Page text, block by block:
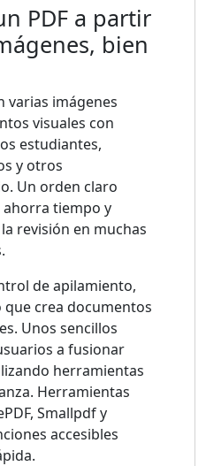
PDF a partir
bien
varias imágenes
visuales con
estudiantes,
y otros
Un orden claro
tiempo y
revisión en muchas
de apilamiento,
que crea documentos
Unos sencillos
a fusionar
herramientas
Herramientas
Smallpdf y
accesibles